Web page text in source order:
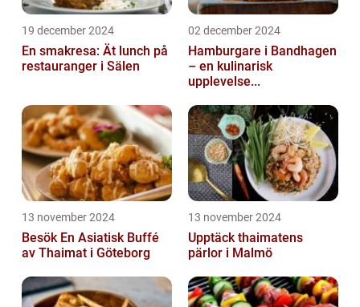
19 december 2024
En smakresa: Ät lunch på
restauranger i Sälen
02 december 2024
Hamburgare i Bandhagen
– en kulinarisk
upplevelse...
13 november 2024
Besök En Asiatisk Buffé
av Thaimat i Göteborg
13 november 2024
Upptäck thaimatens
pärlor i Malmö